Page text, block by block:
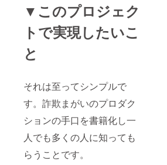
▼このプロジェク
トで実現したいこ
と
それは至ってシンプルで
す。詐欺まがいのプロダク
ションの手口を書籍化し一
人でも多くの人に知っても
らうことです。